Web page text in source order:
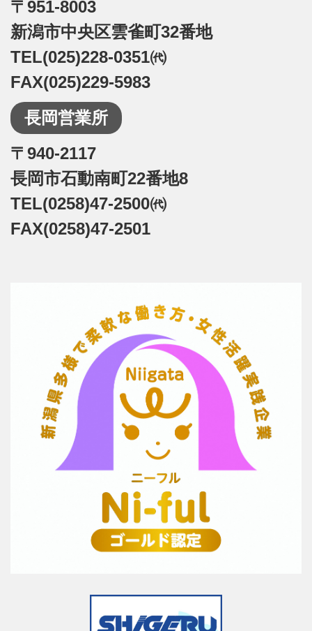
〒951-8003
新潟市中央区雲雀町32番地
TEL(025)228-0351㈹
FAX(025)229-5983
長岡営業所
〒940-2117
長岡市石動南町22番地8
TEL(0258)47-2500㈹
FAX(0258)47-2501